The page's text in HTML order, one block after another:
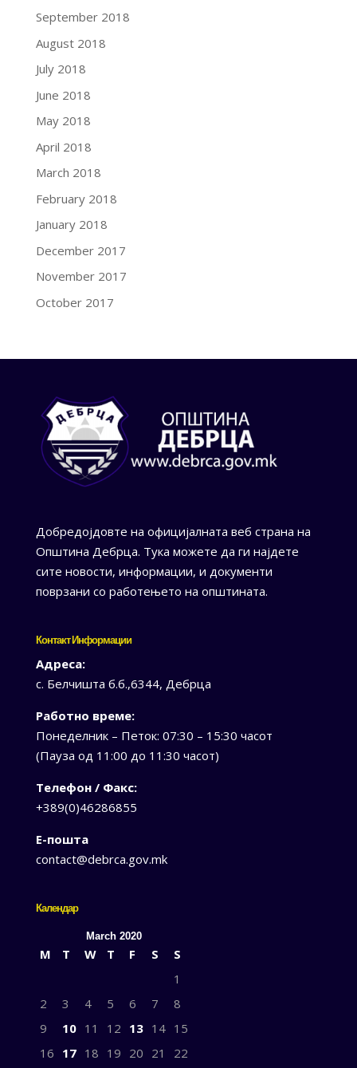
September 2018
August 2018
July 2018
June 2018
May 2018
April 2018
March 2018
February 2018
January 2018
December 2017
November 2017
October 2017
Добредојдовте на официјалната веб страна на
Општина Дебрца. Тука можете да ги најдете
сите новости, информации, и документи
поврзани со работењето на општината.
Контакт Информации
Адреса:
с. Белчишта б.б.,6344, Дебрца
Работно време:
Понеделник – Петок: 07:30 – 15:30 часот
(Пауза од 11:00 до 11:30 часот)
Телефон / Факс:
+389(0)46286855
Е-пошта
contact@debrca.gov.mk
Календар
March 2020
M T W T F S
S
1
2
3 4 5 6 7
8
9
10 11 12 13 14 15
16 17 18 19 20 21 22